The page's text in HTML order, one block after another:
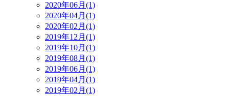
2020年06月(1)
2020年04月(1)
2020年02月(1)
2019年12月(1)
2019年10月(1)
2019年08月(1)
2019年06月(1)
2019年04月(1)
2019年02月(1)